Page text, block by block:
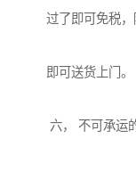
过了即可免税，
即可送货上门。